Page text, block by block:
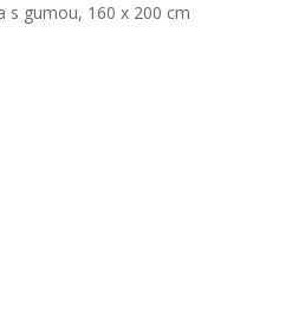
s gumou, 160 x 200 cm